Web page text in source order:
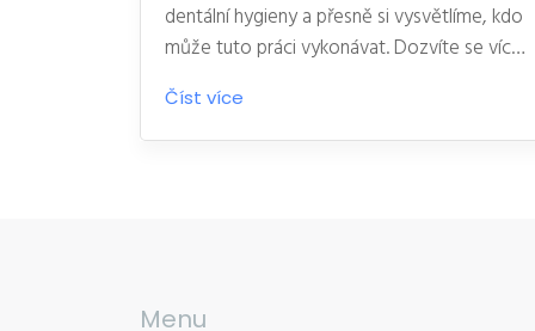
dentální hygieny a přesně si vysvětlíme, kdo
může tuto práci vykonávat. Dozvíte se více
o vzdělání a certifikaci potřebné pro tuto
pozici a jak může kvalifikovaný dentální
hygienista přispět k zdraví vašich zubů. Můj
Číst více
Menu